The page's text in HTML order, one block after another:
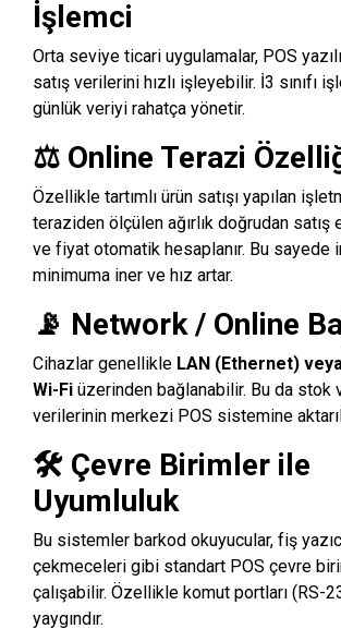
İşlemci
Orta seviye ticari uygulamalar, POS
satış verilerini hızlı işleyebilir. İ3 sınıfı
günlük veriyi rahatça yönetir.
⚖️ Online Terazi
Özellikle tartımlı ürün satışı yapılan
teraziden ölçülen ağırlık doğrudan satış
ve fiyat otomatik hesaplanır. Bu sayede
minimuma iner ve hız artar.
📡 Network / Online
Cihazlar genellikle LAN (Ethernet)
Wi-Fi üzerinden bağlanabilir. Bu da stok
verilerinin merkezi POS sistemine
🛠️ Çevre Birimler ile
Uyumluluk
Bu sistemler barkod okuyucular, fiş
çekmeceleri gibi standart POS çevre
çalışabilir. Özellikle komut portları (RS-
yaygındır.